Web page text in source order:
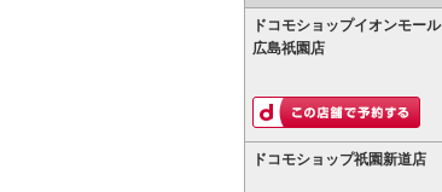
ドコモショップイオンモール
広島祇園店
ドコモショップ祇園新道店